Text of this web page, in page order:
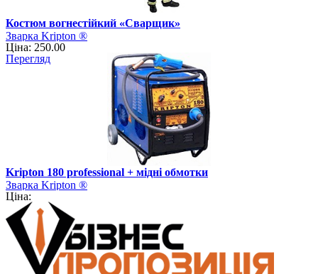
Костюм вогнестійкий «Сварщик»
Зварка Kripton ®
Ціна: 250.00
Перегляд
Kripton 180 professional + мідні обмотки
Зварка Kripton ®
Ціна: